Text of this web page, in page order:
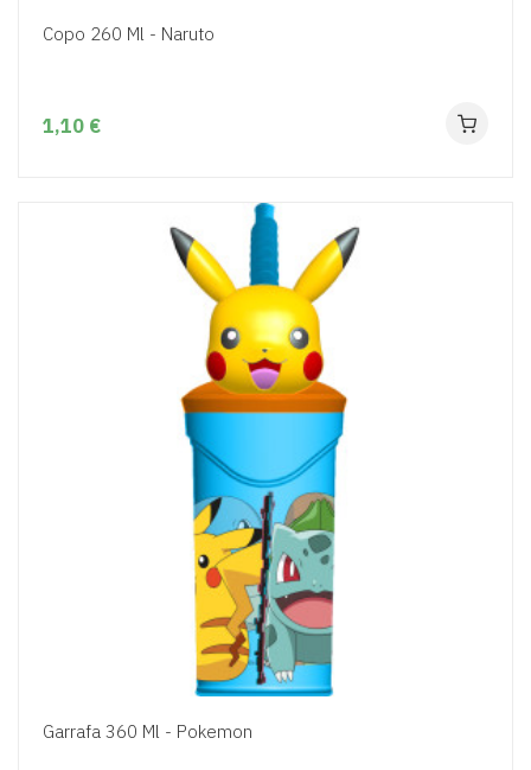
Copo 260 Ml - Naruto
1,10 €
Garrafa 360 Ml - Pokemon